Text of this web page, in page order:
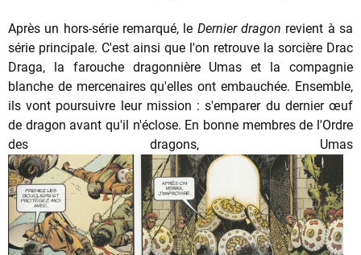
Après un hors-série remarqué, le Dernier dragon revient à sa
série principale. C'est ainsi que l'on retrouve la sorcière Drac
Draga, la farouche dragonnière Umas et la compagnie
blanche de mercenaires qu'elles ont embauchée. Ensemble,
ils vont poursuivre leur mission : s'emparer du dernier œuf
de dragon avant qu'il n'éclose. En bonne membres de l'Ordre
des dragons, Umas